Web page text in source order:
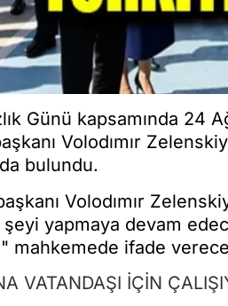
Günü kapsamında
Volodımır
bulundu.
Volodımır
yapmaya devam
mahkemede ifade
VATANDAŞI İÇİN